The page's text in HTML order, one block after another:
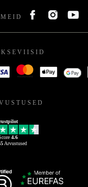
4.6
Arvustused